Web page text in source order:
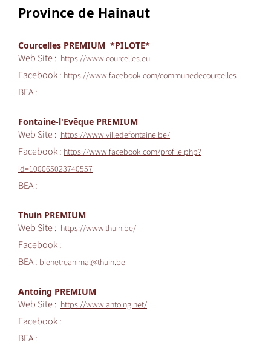
Province de Hainaut
Courcelles PREMIUM *PILOTE*
Web Site : https://www.courcelles.eu
Facebook :https://www.facebook.com/communedecourcelles
BEA :
Fontaine-l'Evêque PREMIUM
Web Site : https://www.villedefontaine.be/
Facebook :https://www.facebook.com/profile.php?
id=100065023740557
BEA :
Thuin PREMIUM
Web Site : https://www.thuin.be/
Facebook :
BEA :bienetreanimal@thuin.be
Antoing PREMIUM
Web Site : https://www.antoing.net/
Facebook :
BEA :